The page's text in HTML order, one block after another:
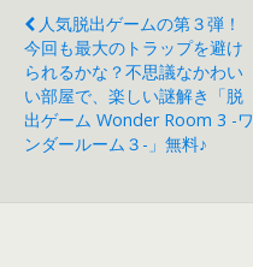
d
s
人気脱出ゲームの第３弾！
今回も最大のトラップを避け
られるかな？不思議なかわい
い部屋で、楽しい謎解き「脱
出ゲーム Wonder Room 3 -ワ
ンダールーム３-」無料♪